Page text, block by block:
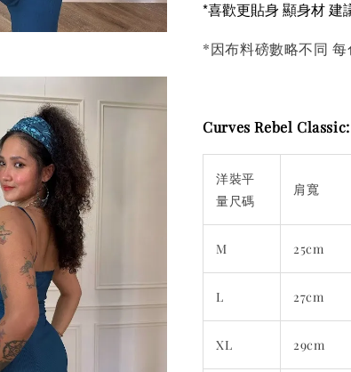
*喜歡更貼身 顯身材 建
*因布料磅數略不同
Curves Rebel Classic:
洋裝平
量尺碼
肩寬
M 25cm
L 27cm
XL 29cm